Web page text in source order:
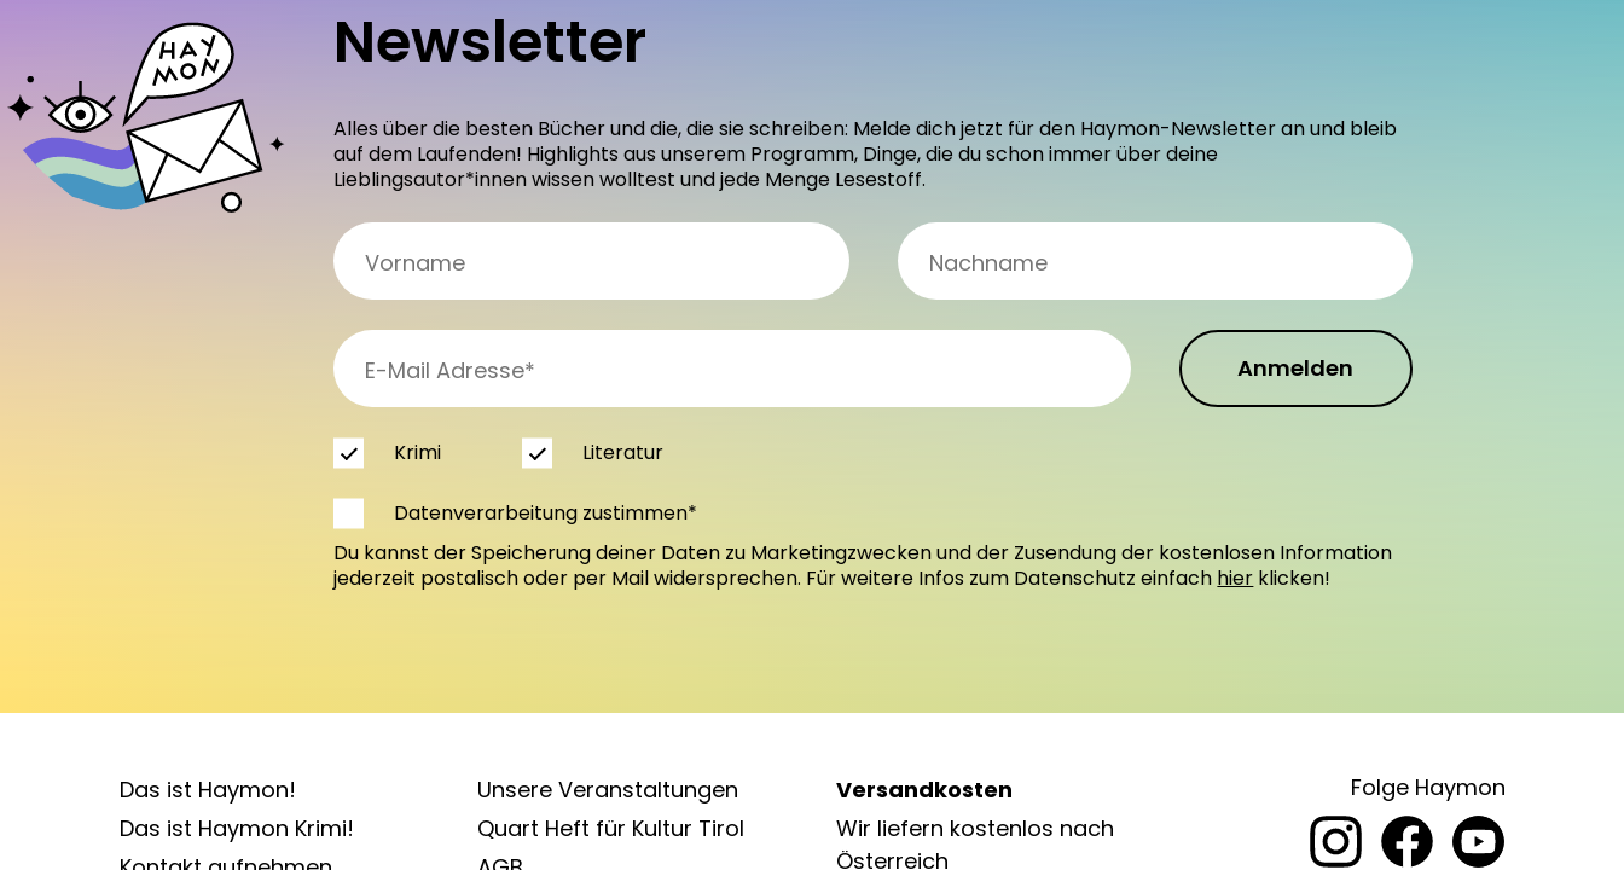
Newsletter
Alles über die besten Bücher und die, die sie schreiben: Melde dich jetzt für den Haymon-Newsletter an und bleib
auf dem Laufenden! Highlights aus unserem Programm, Dinge, die du schon immer über deine
Lieblingsautor*innen wissen wolltest und jede Menge Lesestoff.
Anmelden
Krimi Literatur
Datenverarbeitung zustimmen*
Du kannst der Speicherung deiner Daten zu Marketingzwecken und der Zusendung der kostenlosen Information
jederzeit postalisch oder per Mail widersprechen. Für weitere Infos zum Datenschutz einfach hier klicken!
Das ist Haymon!
Das ist Haymon Krimi!
Unsere Veranstaltungen
Quart Heft für Kultur Tirol
Versandkosten
Wir liefern kostenlos nach
Österreich
Folge Haymon